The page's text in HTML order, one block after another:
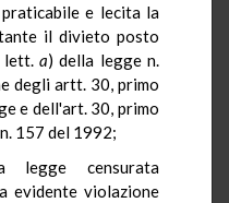
e lecita la
il divieto posto
lett. a) della legge n.
degli artt. 30, primo
e dell'art. 30, primo
157 del 1992;
censurata
evidente violazione